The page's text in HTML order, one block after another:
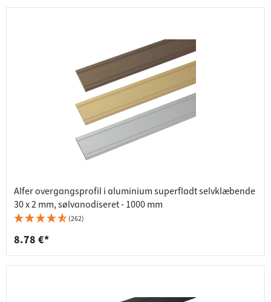
Alfer overgangsprofil i aluminium superfladt selvklæbende
30 x 2 mm, sølvanodiseret - 1000 mm
(262)
8.78 €*